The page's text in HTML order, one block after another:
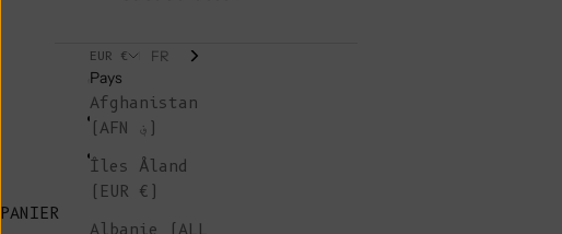
EUR €
Pays
Afghanistan
(AFN ؋)
Îles Åland
(EUR €)
Albanie (ALL
FR
PANIER